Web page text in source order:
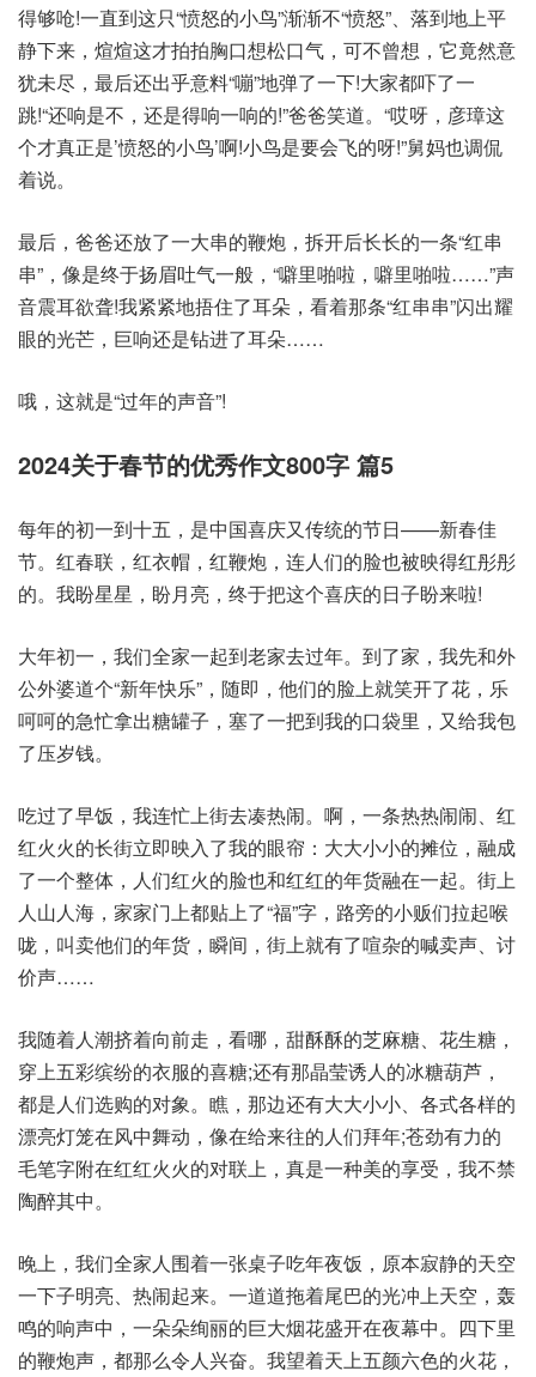
得够呛!一直到这只“愤怒的小鸟”渐渐不“愤怒”、落到地上平
静下来，煊煊这才拍拍胸口想松口气，可不曾想，它竟然意
犹未尽，最后还出乎意料“嘣”地弹了一下!大家都吓了一
跳!“还响是不，还是得响一响的!”爸爸笑道。“哎呀，彦璋这
个才真正是’愤怒的小鸟’啊!小鸟是要会飞的呀!”舅妈也调侃
着说。
最后，爸爸还放了一大串的鞭炮，拆开后长长的一条“红串
串”，像是终于扬眉吐气一般，“噼里啪啦，噼里啪啦……”声
音震耳欲聋!我紧紧地捂住了耳朵，看着那条“红串串”闪出耀
眼的光芒，巨响还是钻进了耳朵……
哦，这就是“过年的声音”!
2024关于春节的优秀作文800字 篇5
每年的初一到十五，是中国喜庆又传统的节日——新春佳
节。红春联，红衣帽，红鞭炮，连人们的脸也被映得红彤彤
的。我盼星星，盼月亮，终于把这个喜庆的日子盼来啦!
大年初一，我们全家一起到老家去过年。到了家，我先和外
公外婆道个“新年快乐”，随即，他们的脸上就笑开了花，乐
呵呵的急忙拿出糖罐子，塞了一把到我的口袋里，又给我包
了压岁钱。
吃过了早饭，我连忙上街去凑热闹。啊，一条热热闹闹、红
红火火的长街立即映入了我的眼帘：大大小小的摊位，融成
了一个整体，人们红火的脸也和红红的年货融在一起。街上
人山人海，家家门上都贴上了“福”字，路旁的小贩们拉起喉
咙，叫卖他们的年货，瞬间，街上就有了喧杂的喊卖声、讨
价声……
我随着人潮挤着向前走，看哪，甜酥酥的芝麻糖、花生糖，
穿上五彩缤纷的衣服的喜糖;还有那晶莹诱人的冰糖葫芦，
都是人们选购的对象。瞧，那边还有大大小小、各式各样的
漂亮灯笼在风中舞动，像在给来往的人们拜年;苍劲有力的
毛笔字附在红红火火的对联上，真是一种美的享受，我不禁
陶醉其中。
晚上，我们全家人围着一张桌子吃年夜饭，原本寂静的天空
一下子明亮、热闹起来。一道道拖着尾巴的光冲上天空，轰
鸣的响声中，一朵朵绚丽的巨大烟花盛开在夜幕中。四下里
的鞭炮声，都那么令人兴奋。我望着天上五颜六色的火花，